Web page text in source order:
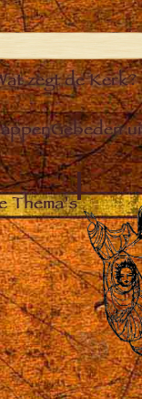
zegt de Kerk?
Gebeden
Thema’s